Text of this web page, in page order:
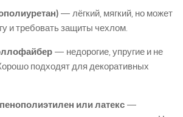
— лёгкий, мягкий, но может
и требовать защиты чехлом.
— недорогие, упругие и не
подходят для декоративных
или латекс —